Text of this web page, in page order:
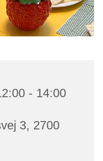
- 14:00
3, 2700